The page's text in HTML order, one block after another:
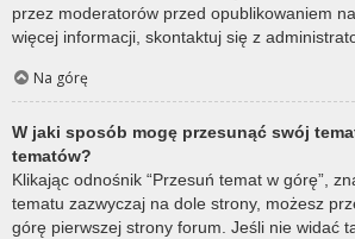
przez moderatorów przed opublikowaniem
więcej informacji, skontaktuj się z
Na górę
W jaki sposób mogę przesunąć swój
tematów?
Klikając odnośnik “Przesuń temat w górę”,
tematu zazwyczaj na dole strony, możesz
górę pierwszej strony forum. Jeśli nie widać